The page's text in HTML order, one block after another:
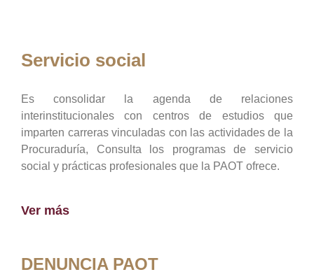
Servicio social
Es consolidar la agenda de relaciones
interinstitucionales con centros de estudios que
imparten carreras vinculadas con las actividades de la
Procuraduría, Consulta los programas de servicio
social y prácticas profesionales que la PAOT ofrece.
Ver más
DENUNCIA PAOT